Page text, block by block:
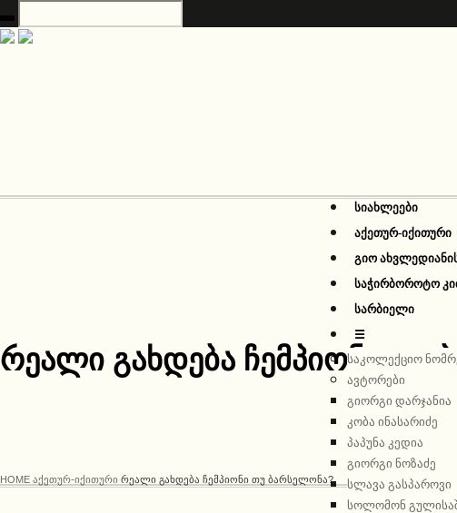
ᲡᲘᲐᲮᲚᲔᲔᲑᲘ
ᲐᲥᲔᲗᲣᲠ-ᲘᲥᲘᲗᲣᲠᲘ
ᲒᲘᲝ
ᲡᲐᲭᲘᲠᲑᲝᲠᲝᲢᲝ
ᲡᲐᲠᲑᲘᲔᲚᲘ
☰
საკოლექციო
ავტორები
გიორგი დარჯანია
კობა ინასარიძე
პაპუნა კედია
გიორგი ნოზაძე
სლავა გასპაროვი
სოლომონ
რეალი გახდება ჩემპიონი თუ
HOME ᲐᲥᲔᲗᲣᲠ-ᲘᲥᲘᲗᲣᲠᲘ ᲠᲔᲐᲚᲘ ᲒᲐᲮᲓᲔᲑᲐ ᲩᲔᲛᲞᲘᲝᲜᲘ ᲗᲣ ᲑᲐᲠᲡᲔᲚᲝᲜᲐ?